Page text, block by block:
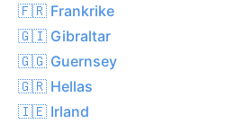
🇫🇷 Frankrike
🇬🇮 Gibraltar
🇬🇬 Guernsey
🇬🇷 Hellas
🇮🇪 Irland